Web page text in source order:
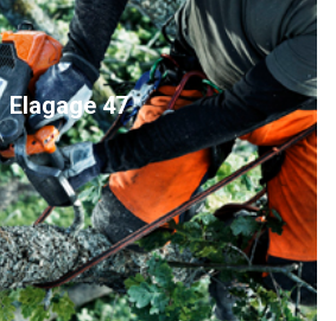
Elagage 47